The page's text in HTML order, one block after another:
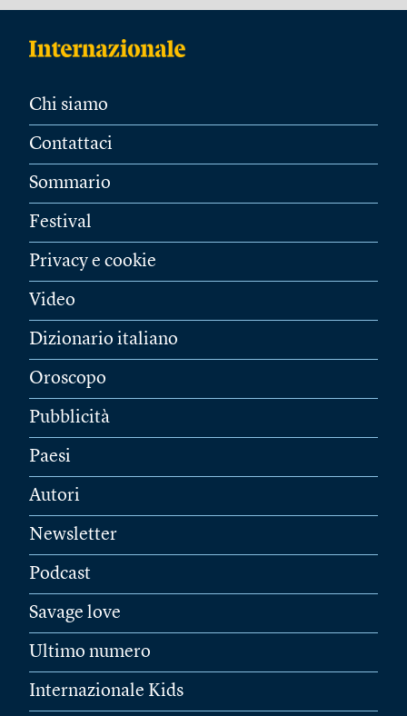
Chi siamo
Contattaci
Sommario
Festival
Privacy e cookie
Video
Dizionario italiano
Oroscopo
Pubblicità
Paesi
Autori
Newsletter
Podcast
Savage love
Ultimo numero
Internazionale Kids